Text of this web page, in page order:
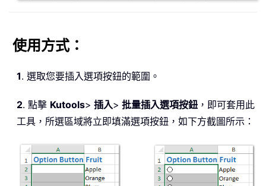
使用方式：
1. 選取您要插入選項按鈕的範圍。
2. 點擊 Kutools> 插入> 批量插入選項按鈕 ，即可套用此
工具，所選區域將立即填滿選項按鈕，如下方截圖所示：